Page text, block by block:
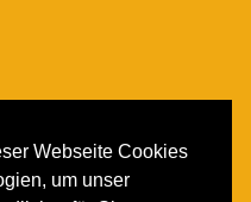
Webseite Cookies
um unser